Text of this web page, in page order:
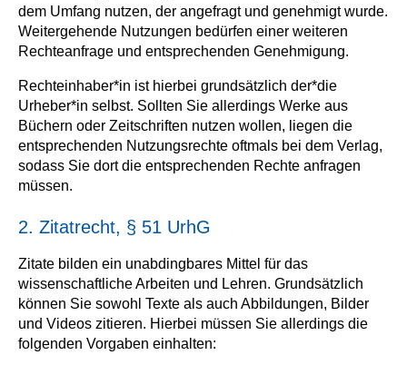
dem Umfang nutzen, der angefragt und genehmigt wurde.
Weitergehende Nutzungen bedürfen einer weiteren
Rechteanfrage und entsprechenden Genehmigung.
Rechteinhaber*in ist hierbei grundsätzlich der*die
Urheber*in selbst. Sollten Sie allerdings Werke aus
Büchern oder Zeitschriften nutzen wollen, liegen die
entsprechenden Nutzungsrechte oftmals bei dem Verlag,
sodass Sie dort die entsprechenden Rechte anfragen
müssen.
2. Zitatrecht, § 51 UrhG
Zitate bilden ein unabdingbares Mittel für das
wissenschaftliche Arbeiten und Lehren. Grundsätzlich
können Sie sowohl Texte als auch Abbildungen, Bilder
und Videos zitieren. Hierbei müssen Sie allerdings die
folgenden Vorgaben einhalten: